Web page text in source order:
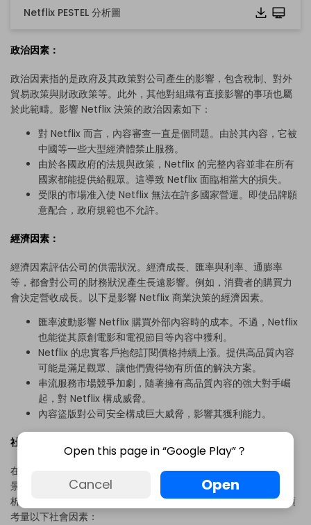
點擊使用此範本
Netflix PESTEL 分析圖
政治因素：
政治因素指的是政府及其政策對公司產生的影響，包含稅制、對外
貿易政策與財政政策等。此外，其他對組織有直接影響的事項也屬
於此範疇。影響 Netflix 決策的政治因素如下：
對 Netflix 而言，內容審查一直是個問題。由於其內容，它被
中國等一些大型經濟體禁止服務。
由於各國政府的法規與政策，Netflix 的完整內容並非在所有
國家都能提供給觀眾。這導致 Netflix 面臨相當大的損失。
受限的市場准入使 Netflix 無法在許多國家營運。即使品牌願
意配合，政府規範也不允許。
經濟因素：
經濟因素評估公司的供需狀況。經濟成長、匯率與利率、通膨率
等，都會對公司的財務狀況產生長遠影響。例如，消費者的購買力
會決定營收成長。以下是影響 Netflix 商業決策的經濟因素。
匯率波動影響 Netflix 購買外部內容時的成本。不過，Netflix
也能從其原創電影和電視節目等內容中獲利。
Netflix 的忠實客戶抱怨訂閱價格持續上漲。提供高品質內容
可能是滿足觀眾、讓他們覺得物有所值的解決方案。
串流服務市場競爭加劇，隨著擁有高品質內容的強大對手崛
起，對 Netflix 構成威脅。
內容盜版對公司安全構成巨大威脅，影響其獲利能力。
社會因素：
在 Netflix PESTEL 分析中，社會因素決定了潛在市場的社會文化背
景。透過仔細研究文化趨勢、人口統計、社會規範、習俗和人口分
析等，可以了解消費者的偏好與需求。Netflix 若想持續成長，必須
考量以下社會因素：
Open this page in “Google Play”？
Cancel Open